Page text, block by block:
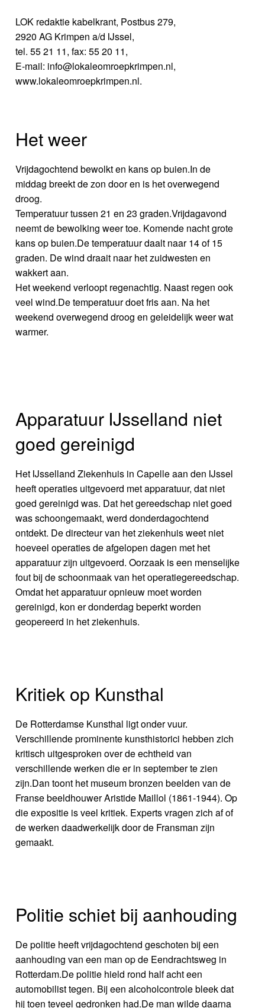
LOK redaktie kabelkrant, Postbus 279,
2920 AG Krimpen a/d IJssel,
tel. 55 21 11, fax: 55 20 11,
E-mail: info@lokaleomroepkrimpen.nl,
www.lokaleomroepkrimpen.nl.
Het weer
Vrijdagochtend bewolkt en kans op buien.In de
middag breekt de zon door en is het overwegend
droog.
Temperatuur tussen 21 en 23 graden.Vrijdagavond
neemt de bewolking weer toe. Komende nacht grote
kans op buien.De temperatuur daalt naar 14 of 15
graden. De wind draait naar het zuidwesten en
wakkert aan.
Het weekend verloopt regenachtig. Naast regen ook
veel wind.De temperatuur doet fris aan. Na het
weekend overwegend droog en geleidelijk weer wat
warmer.
Apparatuur IJsselland niet
goed gereinigd
Het IJsselland Ziekenhuis in Capelle aan den IJssel
heeft operaties uitgevoerd met apparatuur, dat niet
goed gereinigd was. Dat het gereedschap niet goed
was schoongemaakt, werd donderdagochtend
ontdekt. De directeur van het ziekenhuis weet niet
hoeveel operaties de afgelopen dagen met het
apparatuur zijn uitgevoerd. Oorzaak is een menselijke
fout bij de schoonmaak van het operatiegereedschap.
Omdat het apparatuur opnieuw moet worden
gereinigd, kon er donderdag beperkt worden
geopereerd in het ziekenhuis.
Kritiek op Kunsthal
De Rotterdamse Kunsthal ligt onder vuur.
Verschillende prominente kunsthistorici hebben zich
kritisch uitgesproken over de echtheid van
verschillende werken die er in september te zien
zijn.Dan toont het museum bronzen beelden van de
Franse beeldhouwer Aristide Maillol (1861-1944). Op
die expositie is veel kritiek. Experts vragen zich af of
de werken daadwerkelijk door de Fransman zijn
gemaakt.
Politie schiet bij aanhouding
De politie heeft vrijdagochtend geschoten bij een
aanhouding van een man op de Eendrachtsweg in
Rotterdam.De politie hield rond half acht een
automobilist tegen. Bij een alcoholcontrole bleek dat
hij toen teveel gedronken had.De man wilde daarna